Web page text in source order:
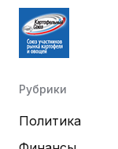
Рубрики
Политика